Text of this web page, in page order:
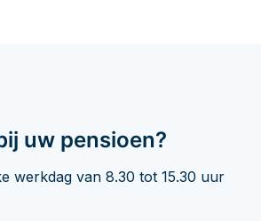
uw pensioen?
werkdag van 8.30 tot 15.30 uur